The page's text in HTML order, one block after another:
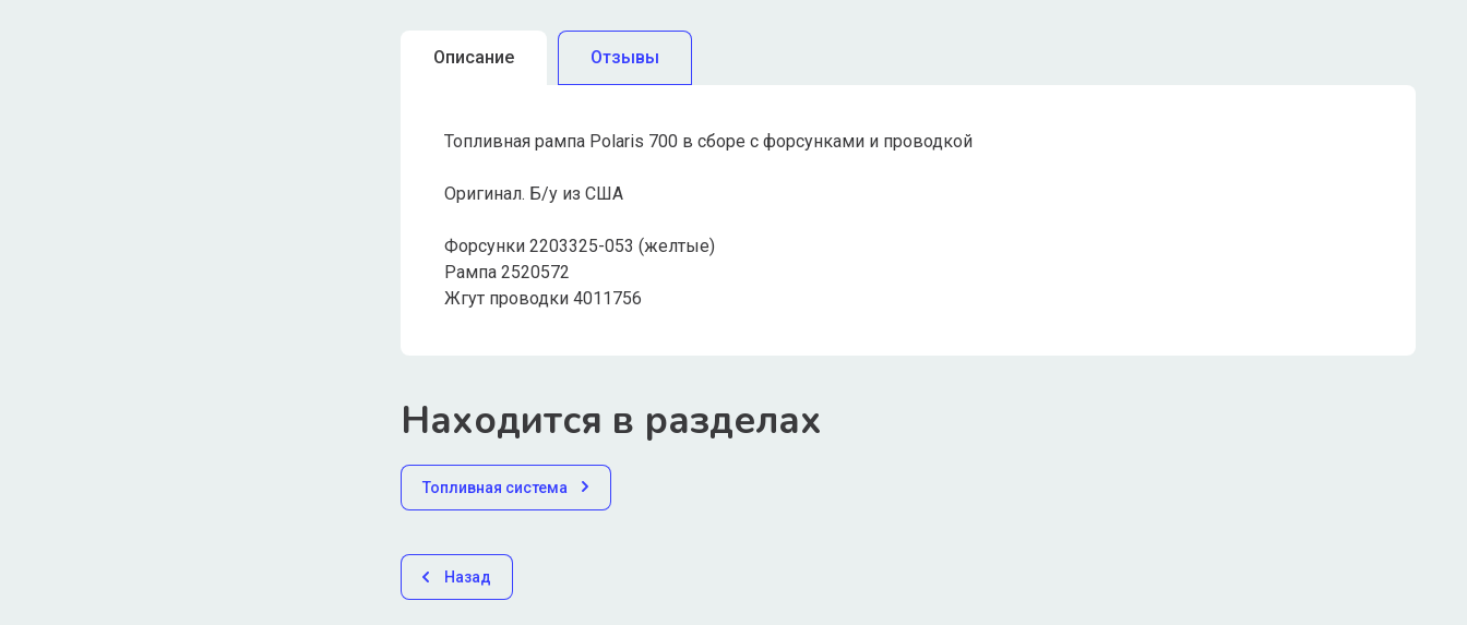
Описание Отзывы
Топливная рампа Polaris 700 в сборе с форсунками и проводкой
Оригинал. Б/у из США
Форсунки 2203325-053 (желтые)
Рампа 2520572
Жгут проводки 4011756
Находится в разделах
Топливная система
Назад